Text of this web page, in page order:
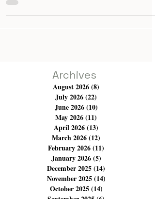
notamment dans les universités au Liban et aux Émirats
arabes unis, Raad a fait
Archives
August 2026 (8)
July 2026 (22)22 posts
June 2026(10)10 posts
May 2026(11)11 posts
April 2026(13)13 posts
March 2026(12)12 posts
February 2026 (11)11 posts
January 2026 (5)5 posts